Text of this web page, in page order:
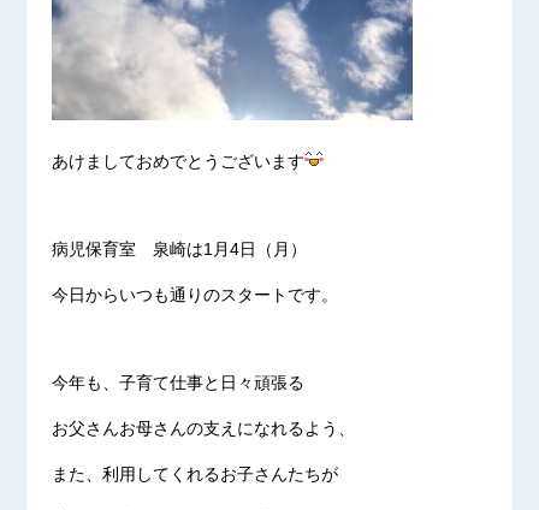
あけましておめでとうございます
病児保育室 泉崎は1月4日（月）
今日からいつも通りのスタートです。
今年も、子育て仕事と日々頑張る
お父さんお母さんの支えになれるよう、
また、利用してくれるお子さんたちが